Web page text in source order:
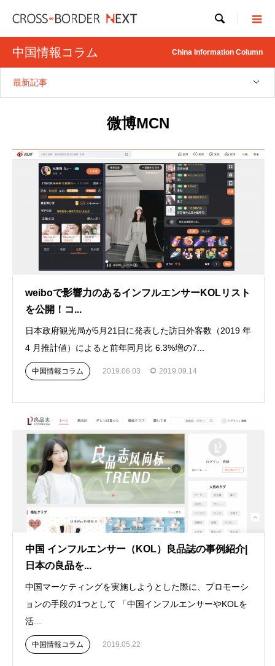

中国情報コラム China Information Column
最新記事
微博MCN
weiboで影響力のあるインフルエンサーKOLリスト
を公開！コ...
日本政府観光局が5月21日に発表した訪日外客数（2019 年
4 月推計値）によると前年同月比 6.3%増の7...
中国情報コラム 2019.06.03 2019.09.14
中国 インフルエンサー（KOL）良品誌の事例紹介|
日本の良品を...
中国マーケティングを実施しようとした際に、プロモーシ
ョンの手段の1つとして 「中国インフルエンサーやKOLを
活...
中国情報コラム 2019.05.22